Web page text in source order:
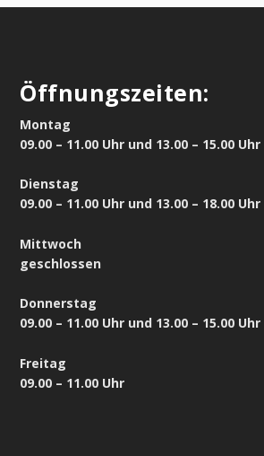
Öffnungszeiten:
Montag
09.00 – 11.00 Uhr und 13.00 – 15.00 Uhr
Dienstag
09.00 – 11.00 Uhr und 13.00 – 18.00 Uhr
Mittwoch
geschlossen
Donnerstag
09.00 – 11.00 Uhr und 13.00 – 15.00 Uhr
Freitag
09.00 – 11.00 Uhr